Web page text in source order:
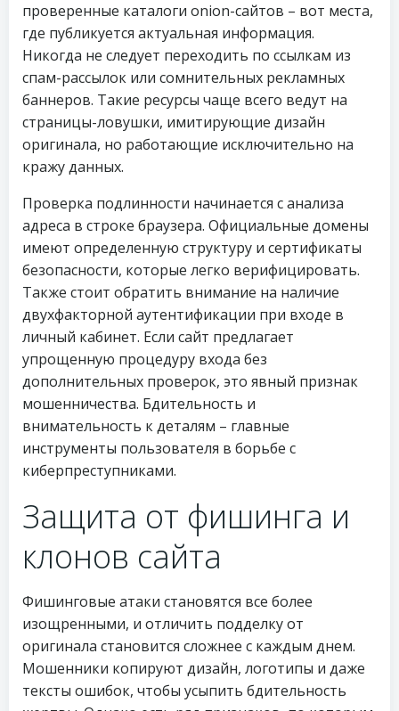
проверенные каталоги onion-сайтов – вот места,
где публикуется актуальная информация.
Никогда не следует переходить по ссылкам из
спам-рассылок или сомнительных рекламных
баннеров. Такие ресурсы чаще всего ведут на
страницы-ловушки, имитирующие дизайн
оригинала, но работающие исключительно на
кражу данных.
Проверка подлинности начинается с анализа
адреса в строке браузера. Официальные домены
имеют определенную структуру и сертификаты
безопасности, которые легко верифицировать.
Также стоит обратить внимание на наличие
двухфакторной аутентификации при входе в
личный кабинет. Если сайт предлагает
упрощенную процедуру входа без
дополнительных проверок, это явный признак
мошенничества. Бдительность и
внимательность к деталям – главные
инструменты пользователя в борьбе с
киберпреступниками.
Защита от фишинга и
клонов сайта
Фишинговые атаки становятся все более
изощренными, и отличить подделку от
оригинала становится сложнее с каждым днем.
Мошенники копируют дизайн, логотипы и даже
тексты ошибок, чтобы усыпить бдительность